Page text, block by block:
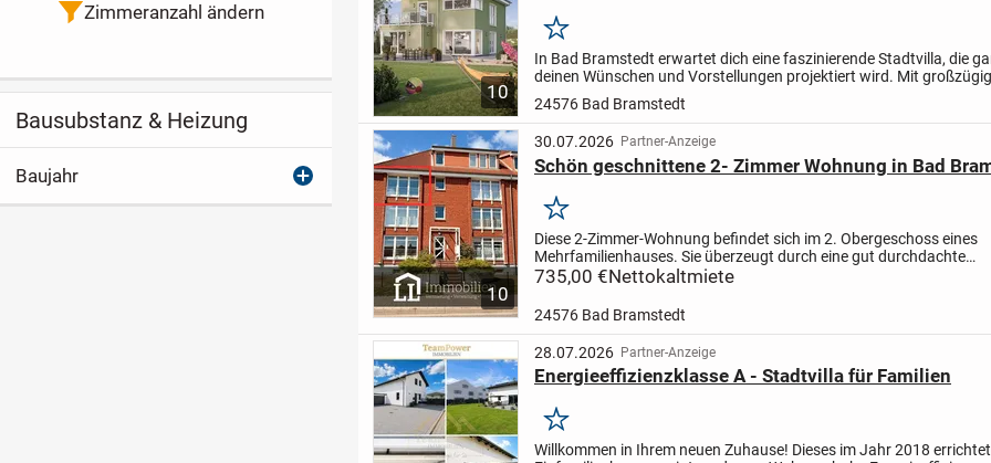
10
Merken
In Bad Bramstedt erwartet dich eine faszinierende Stadtvilla, die
deinen Wünschen und Vorstellungen projektiert wird. Mit
m² Wohnfläche und einem charmanten Grundstück von...
24576 Bad Bramstedt
10
30.07.2026 Partner-Anzeige
Schön geschnittene 2- Zimmer Wohnung in Bad
Merken
Diese 2-Zimmer-Wohnung befindet sich im 2. Obergeschoss eines
Mehrfamilienhauses. Sie überzeugt durch eine gut durchdachte
Raumaufteilung und helle Räume. Vom Flur aus sind alle Räume
735,00 €Nettokaltmiete
24576 Bad Bramstedt
28.07.2026 Partner-Anzeige
Energieeffizienzklasse A - Stadtvilla für Familien
Merken
Willkommen in Ihrem neuen Zuhause! Dieses im Jahr 2018
Zimmeranzahl ändern
Bausubstanz & Heizung
Baujahr